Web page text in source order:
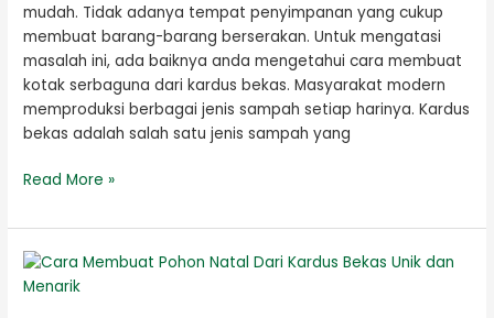
mudah. Tidak adanya tempat penyimpanan yang cukup
membuat barang-barang berserakan. Untuk mengatasi
masalah ini, ada baiknya anda mengetahui cara membuat
kotak serbaguna dari kardus bekas. Masyarakat modern
memproduksi berbagai jenis sampah setiap harinya. Kardus
bekas adalah salah satu jenis sampah yang
Read More »
Cara
Membuat